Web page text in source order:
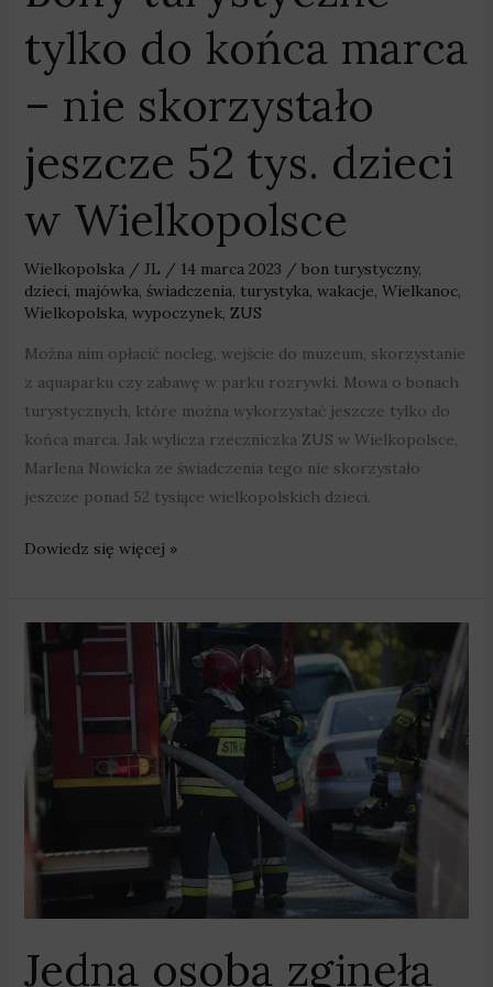
tylko do końca marca
– nie skorzystało
jeszcze 52 tys. dzieci
w Wielkopolsce
Wielkopolska/ JL / 14 marca 2023 / bon turystyczny,
dzieci, majówka, świadczenia, turystyka, wakacje, Wielkanoc,
Wielkopolska, wypoczynek, ZUS
Można nim opłacić nocleg, wejście do muzeum, skorzystanie
z aquaparku czy zabawę w parku rozrywki. Mowa o bonach
turystycznych, które można wykorzystać jeszcze tylko do
końca marca. Jak wylicza rzeczniczka ZUS w Wielkopolsce,
Marlena Nowicka ze świadczenia tego nie skorzystało
jeszcze ponad 52 tysiące wielkopolskich dzieci.
Wielkopolsce
Dowiedz się więcej »
Jedna osoba zginęła
w
pożarze
podczas